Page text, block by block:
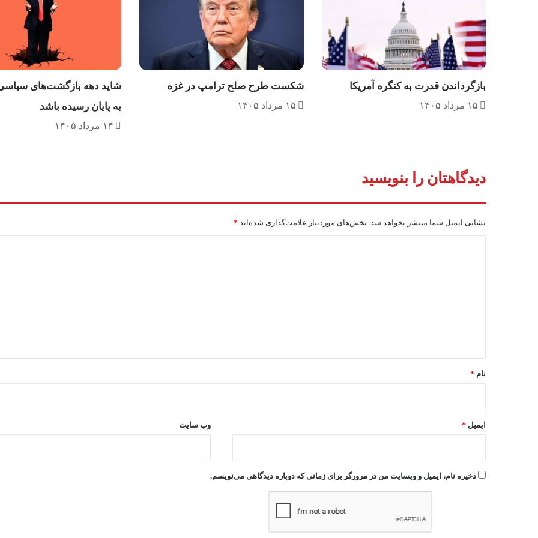
بازگرداندن قدرت به کنگره آمریکا
۱۵ مرداد ۱۴۰۵
شکست طرح صلح ترامپ در غزه
۱۵ مرداد ۱۴۰۵
شاید دهه بازگشت‌های
به پایان رسیده باشد
۱۴ مرداد ۱۴۰۵
دیدگاهتان را بنویسید
نشانی ایمیل شما منتشر نخواهد شد. بخش‌های موردنیاز علامت‌گذاری شده‌اند *
نام *
ایمیل * وب‌ سایت
ذخیره نام، ایمیل و وبسایت من در مرورگر برای زمانی که دوباره دیدگاهی می‌نویسم.